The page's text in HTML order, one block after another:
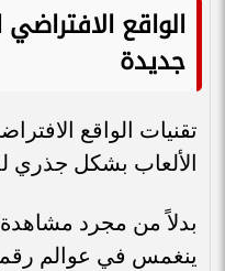
الواقع
جديدة
تقنيات الواقع
الألعاب بشكل جذري
بدلاً من مجرد
ينغمس في عوالم